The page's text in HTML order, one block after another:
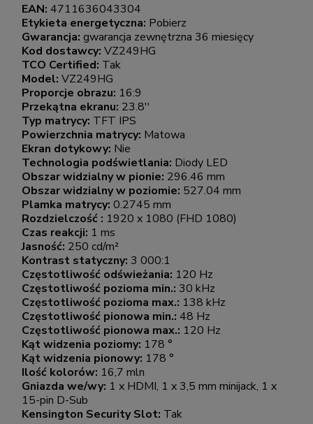
EAN: 4711636043304
Etykieta energetyczna: Pobierz
Gwarancja: gwarancja zewnętrzna 36 miesięcy
Kod dostawcy: VZ249HG
TCO Certified: Tak
Model: VZ249HG
Proporcje obrazu: 16:9
Przekątna ekranu: 23.8''
Typ matrycy: TFT IPS
Powierzchnia matrycy: Matowa
Ekran dotykowy: Nie
Technologia podświetlania: Diody LED
Obszar widzialny w pionie: 296.46 mm
Obszar widzialny w poziomie: 527.04 mm
Plamka matrycy: 0.2745 mm
Rozdzielczość : 1920 x 1080 (FHD 1080)
Czas reakcji: 1 ms
Jasność: 250 cd/m²
Kontrast statyczny: 3 000:1
Częstotliwość odświeżania: 120 Hz
Częstotliwość pozioma min.: 30 kHz
Częstotliwość pozioma max.: 138 kHz
Częstotliwość pionowa min.: 48 Hz
Częstotliwość pionowa max.: 120 Hz
Kąt widzenia poziomy: 178 °
Kąt widzenia pionowy: 178 °
Ilość kolorów: 16,7 mln
Gniazda we/wy: 1 x HDMI, 1 x 3,5 mm minijack, 1 x
15-pin D-Sub
Kensington Security Slot: Tak